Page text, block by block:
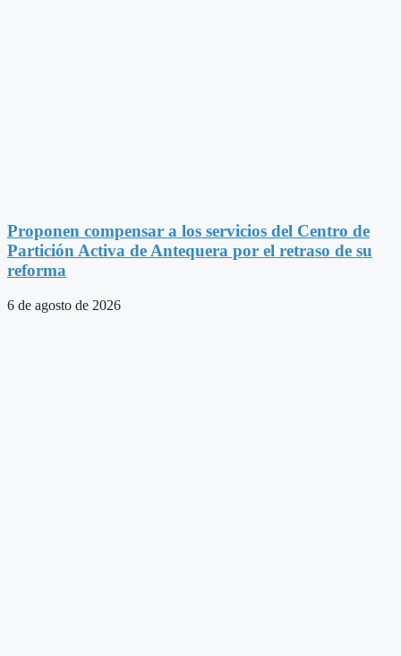
Proponen compensar a los servicios del Centro de
Partición Activa de Antequera por el retraso de su
reforma
6 de agosto de 2026